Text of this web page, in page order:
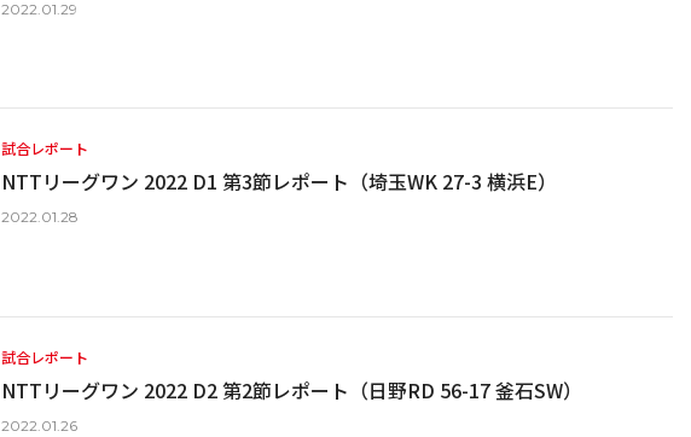
2022.01.29
試合レポート
NTTリーグワン 2022 D1 第3節レポート（埼玉WK 27-3 横浜E）
2022.01.28
試合レポート
NTTリーグワン 2022 D2 第2節レポート（日野RD 56-17 釜石SW）
2022.01.26